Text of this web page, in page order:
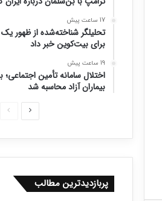
17 ساعت پیش
تحلیلگر شناخته‌شده از ظهور
برای بیت‌کوین خبر داد
19 ساعت پیش
اختلال سامانه تأمین
بیماران آزاد محاسبه شد
ص
ب
ع
پربازدیدترین مطالب